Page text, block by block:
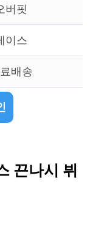
버핏
이스
배송
끈나시 뷔